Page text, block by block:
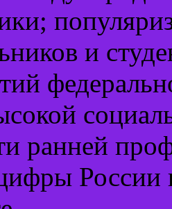
и
ранней
России